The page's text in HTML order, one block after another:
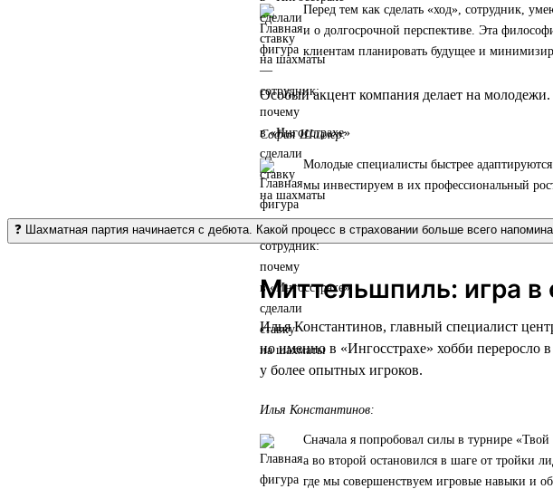
Перед тем как сделать «ход», сотрудник,
и о долгосрочной перспективе. Эта
клиентам планировать будущее и
Особый акцент компания делает на молодежи.
София Шиллер:
Молодые специалисты быстрее
мы инвестируем в их профессиональный
❓ Шахматная партия начинается с дебюта. Какой процесс в страховании больше всего
Миттельшпиль: игра в
Илья Константинов, главный специалист
но именно в «Ингосстрахе» хобби переросло
у более опытных игроков.
Илья Константинов:
Сначала я попробовал силы в турнире
а во второй остановился в шаге от тройки
где мы совершенствуем игровые навыки и